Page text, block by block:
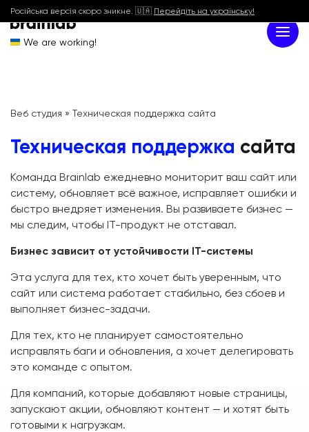
Російська версія скоро зникне. 🇺🇦 Перейдіть на українську!
We are working!
Веб студия » Техническая поддержка сайта
Техническая поддержка сайта
Команда Brainlab ежедневно мониторит ваш сайт или
систему, обновляет всё важное, исправляет ошибки и
быстро внедряет изменения. Вы развиваете бизнес —
мы следим, чтобы IT-продукт не отставал.
Бизнес зависит от устойчивости IT-системы
Эта услуга для тех, кто хочет быть уверенным, что
сайт или система работает стабильно, без сбоев и
выполняет бизнес-задачи.
Для тех, кто не планирует самостоятельно
исправлять баги и обновления, а хочет делегировать
это команде с опытом.
Для компаний, которые добавляют новые страницы,
запускают акции, обновляют контент — и хотят быть
готовыми к нагрузкам.